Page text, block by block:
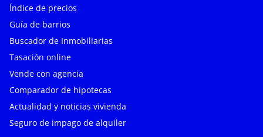
Índice de precios
Guía de barrios
Buscador de Inmobiliarias
Tasación online
Vende con agencia
Comparador de hipotecas
Actualidad y noticias vivienda
Seguro de impago de alquiler